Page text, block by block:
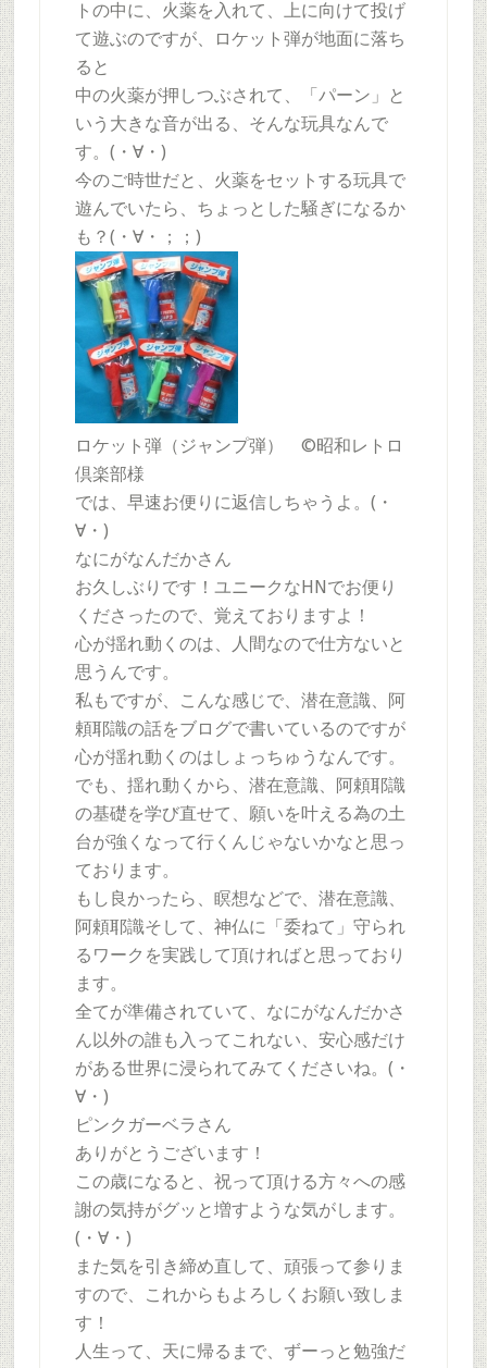
トの中に、火薬を入れて、上に向けて投げ
て遊ぶのですが、ロケット弾が地面に落ち
ると
中の火薬が押しつぶされて、「パーン」と
いう大きな音が出る、そんな玩具なんで
す。(・∀・)
今のご時世だと、火薬をセットする玩具で
遊んでいたら、ちょっとした騒ぎになるか
も？(・∀・；；)
ロケット弾（ジャンプ弾） ©昭和レトロ
倶楽部様
では、早速お便りに返信しちゃうよ。(・
∀・)
なにがなんだかさん
お久しぶりです！ユニークなHNでお便り
くださったので、覚えておりますよ！
心が揺れ動くのは、人間なので仕方ないと
思うんです。
私もですが、こんな感じで、潜在意識、阿
頼耶識の話をブログで書いているのですが
心が揺れ動くのはしょっちゅうなんです。
でも、揺れ動くから、潜在意識、阿頼耶識
の基礎を学び直せて、願いを叶える為の土
台が強くなって行くんじゃないかなと思っ
ております。
もし良かったら、瞑想などで、潜在意識、
阿頼耶識そして、神仏に「委ねて」守られ
るワークを実践して頂ければと思っており
ます。
全てが準備されていて、なにがなんだかさ
ん以外の誰も入ってこれない、安心感だけ
がある世界に浸られてみてくださいね。(・
∀・)
ピンクガーベラさん
ありがとうございます！
この歳になると、祝って頂ける方々への感
謝の気持がグッと増すような気がします。
(・∀・)
また気を引き締め直して、頑張って参りま
すので、これからもよろしくお願い致しま
す！
人生って、天に帰るまで、ずーっと勉強だ